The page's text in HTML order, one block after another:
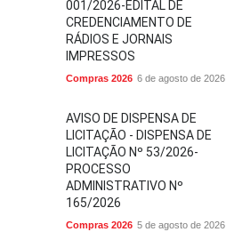
001/2026-EDITAL DE
CREDENCIAMENTO DE
RÁDIOS E JORNAIS
IMPRESSOS
Compras 2026 6 de agosto de 2026
AVISO DE DISPENSA DE
LICITAÇÃO - DISPENSA DE
LICITAÇÃO Nº 53/2026-
PROCESSO
ADMINISTRATIVO Nº
165/2026
Compras 2026 5 de agosto de 2026